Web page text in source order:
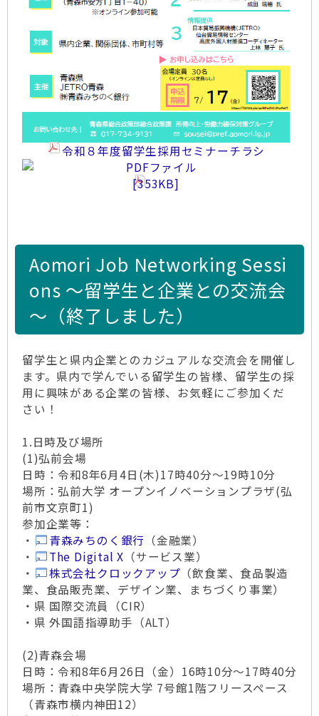
令和８年度留学生採用セミナーチラシ
[353KB]
Aomori Job Networking Sessi
ons ～留学生と企業との交流会
～（終了しました）
留学生と県内企業とのカジュアルな交流会を開催し
ます。県内で学んでいる留学生の皆様、留学生の採
用に興味がある企業の皆様、お気軽にご参加くだ
さい！
1.日時及び場所
(1)弘前会場
日時：令和8年6月4日(木)17時40分～19時10分
場所：弘前大学 オープンイノベーションプラザ(弘
前市文京町1)
参加企業等：
・
青森みちのく銀行 （金融業）
・
The Digital X （サービス業）
・
株式会社クロックアップ （飲食業、食品製造
業、食品販売業、デザイン業、まちづくり事業）
・県 国際交流員（CIR）
・県 外国語指導助手（ALT）
(2)青森会場
日時：令和8年6月26日（金）16時10分～17時40分
場所：青森中央学院大学 7号館1階フリースペース
（青森市横内神田12）